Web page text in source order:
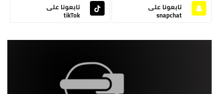
تابعونا على
snapchat
تابعونا على
tikTok